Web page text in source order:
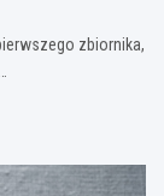
zbiornika,